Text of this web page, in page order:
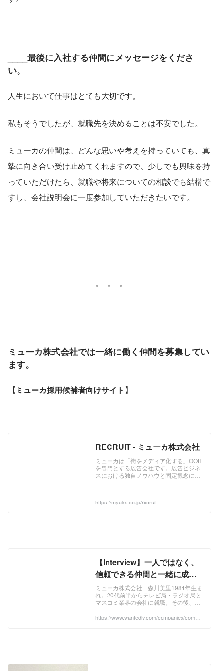
____最後に入社する仲間にメッセージをくださ
い。
人生において仕事はとても大切です。
私もそうでしたが、就職先を決めることは不安でした。
ミューカの仲間は、どんな思いや考えを持っていても、真
摯に向き合い受け止めてくれますので、少しでも興味を持
っていただけたら、就職や将来についての相談でも結構で
すし、会社説明会に一度参加していただきたいです。
ミューカ株式会社では一緒に働く仲間を募集してい
ます。
【ミューカ採用候補者向けサイト】
RECRUIT - ミューカ株式会社
ミューカは「街をメディア化する」OOH
を専門とする広告会社です。広告ビジネ
スにおける独自ノウハウと固定観念に縛
施工までをワンストップで行います。
https://myuka.co.jp/recruit
【Interview】一人ではなく、
信頼できる仲間と一緒に成長
できる会社 | 森川美里 |
Interview
ミューカ株式会社 森川美里1984年生ま
れ。20代前半からテレビ局・ラジオ局と
マスコミ業界の会社に就職。その後、芸
を退職後、2023年9月にミューカ株式会
https://www.wantedly.com/companies/compa